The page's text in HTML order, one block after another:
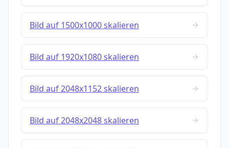
Bild auf 1500x1000 skalieren
Bild auf 1920x1080 skalieren
Bild auf 2048x1152 skalieren
Bild auf 2048x2048 skalieren